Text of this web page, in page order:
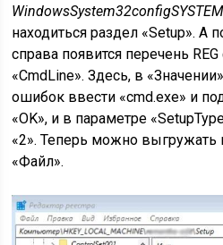
находиться раздел «Setup». А
справа появится перечень
«CmdLine». Здесь, в
ошибок ввести «cmd.exe» и
«OK», и в параметре
«2». Теперь можно выгружать
«Файл».